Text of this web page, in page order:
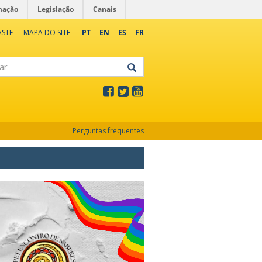
Legislação Canais
PT EN ES FR
MAPA DO SITE
Perguntas frequentes